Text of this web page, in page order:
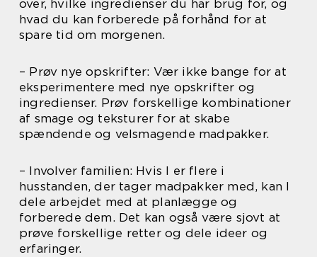
over, hvilke ingredienser du har brug for, og
hvad du kan forberede på forhånd for at
spare tid om morgenen.
– Prøv nye opskrifter: Vær ikke bange for at
eksperimentere med nye opskrifter og
ingredienser. Prøv forskellige kombinationer
af smage og teksturer for at skabe
spændende og velsmagende madpakker.
– Involver familien: Hvis I er flere i
husstanden, der tager madpakker med, kan I
dele arbejdet med at planlægge og
forberede dem. Det kan også være sjovt at
prøve forskellige retter og dele ideer og
erfaringer.